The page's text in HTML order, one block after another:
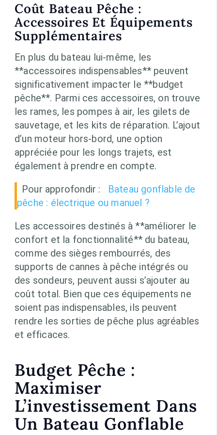
Coût Bateau Pêche :
Accessoires Et Équipements
Supplémentaires
En plus du bateau lui-même, les
**accessoires indispensables** peuvent
significativement impacter le **budget
pêche**. Parmi ces accessoires, on trouve
les rames, les pompes à air, les gilets de
sauvetage, et les kits de réparation. L’ajout
d’un moteur hors-bord, une option
appréciée pour les longs trajets, est
également à prendre en compte.
Pour approfondir :
Bateau gonflable de
pêche : électrique ou manuel ?
Les accessoires destinés à **améliorer le
confort et la fonctionnalité** du bateau,
comme des sièges rembourrés, des
supports de cannes à pêche intégrés ou
des sondeurs, peuvent aussi s’ajouter au
coût total. Bien que ces équipements ne
soient pas indispensables, ils peuvent
rendre les sorties de pêche plus agréables
et efficaces.
Budget Pêche :
Maximiser
L’investissement Dans
Un Bateau Gonflable